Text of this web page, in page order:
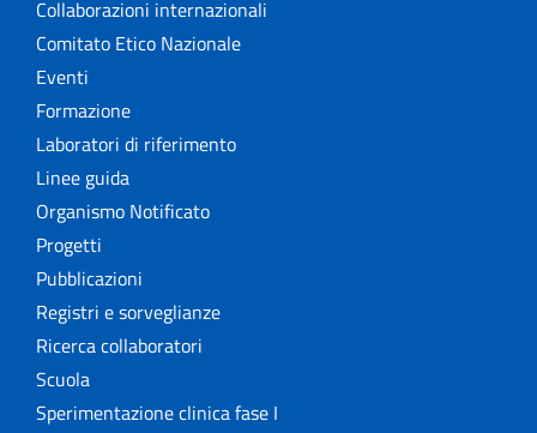
Collaborazioni internazionali
Comitato Etico Nazionale
Eventi
Formazione
Laboratori di riferimento
Linee guida
Organismo Notificato
Progetti
Pubblicazioni
Registri e sorveglianze
Ricerca collaboratori
Scuola
Sperimentazione clinica fase I